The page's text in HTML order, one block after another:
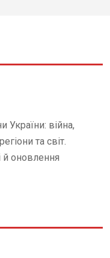
України: війна,
та світ.
й оновлення